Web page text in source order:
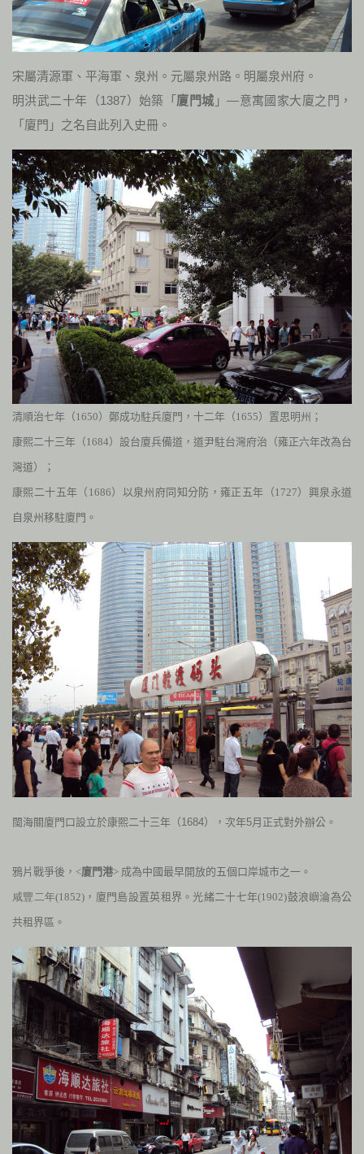
宋屬清源軍、平海軍、泉州。元屬泉州路。明屬泉州府。
明洪武二十年（1387）始築「 廈門城 」—意寓國家大廈之門，
「廈門」之名自此列入史冊。
清順治七年（1650）鄭成功駐兵廈門，十二年（1655）置思明州 ；
康熙二十三年（1684）設台廈兵備道，道尹駐台灣府治（雍正六年改為台
灣道）；
康熙二十五年（ 1686）以泉州府同知分防，雍正五年（1727）興泉永道
自泉州移駐廈門。
閩海關廈門口設立於康熙二十三年（1684），次年5月正式對外辦公。
鴉片戰爭後，<廈門港> 成為中國最早開放的五個口岸城市之一。
咸豐二年(1852) ，廈門島設置英租界。光緒二十七年(1902)鼓浪嶼淪為公
共租界區。